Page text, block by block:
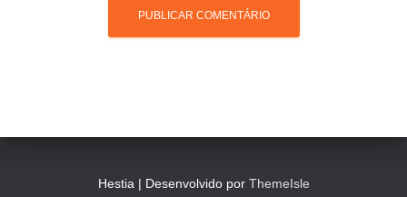
Hestia | Desenvolvido por ThemeIsle